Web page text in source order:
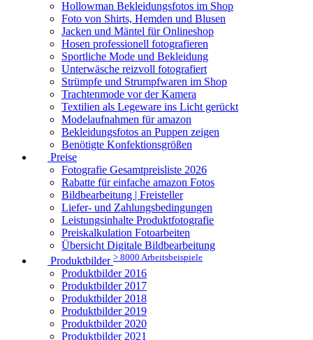
Hollowman Bekleidungsfotos im Shop
Foto von Shirts, Hemden und Blusen
Jacken und Mäntel für Onlineshop
Hosen professionell fotografieren
Sportliche Mode und Bekleidung
Unterwäsche reizvoll fotografiert
Strümpfe und Strumpfwaren im Shop
Trachtenmode vor der Kamera
Textilien als Legeware ins Licht gerückt
Modelaufnahmen für amazon
Bekleidungsfotos an Puppen zeigen
Benötigte Konfektionsgrößen
Preise
Fotografie Gesamtpreisliste 2026
Rabatte für einfache amazon Fotos
Bildbearbeitung | Freisteller
Liefer- und Zahlungsbedingungen
Leistungsinhalte Produktfotografie
Preiskalkulation Fotoarbeiten
Übersicht Digitale Bildbearbeitung
Produktbilder > 8000 Arbeitsbeispiele
Produktbilder 2016
Produktbilder 2017
Produktbilder 2018
Produktbilder 2019
Produktbilder 2020
Produktbilder 2021